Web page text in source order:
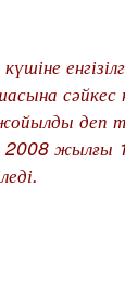
деп
жылғы 1